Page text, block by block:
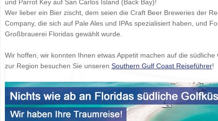
und Parrot Key auf San Carlos Island (Back Bay)!
Wer lieber ein Bier zischt, dem seien die Craft Beer Breweries der
Company, die sich auf Pale Ales und IPAs spezialisiert haben, und
Großbrauerei Floridas gewählt wurde.
Wir hoffen, wir konnten Ihnen etwas Appetit machen auf die
zur Region besuchen Sie unseren Southern Gulf Coast Reiseführer!